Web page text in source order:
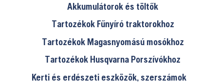
Akkumulátorok és töltők
Tartozékok Fűnyíró traktorokhoz
Tartozékok Magasnyomású mosókhoz
Tartozékok Husqvarna Porszívókhoz
Kerti és erdészeti eszközök, szerszámok